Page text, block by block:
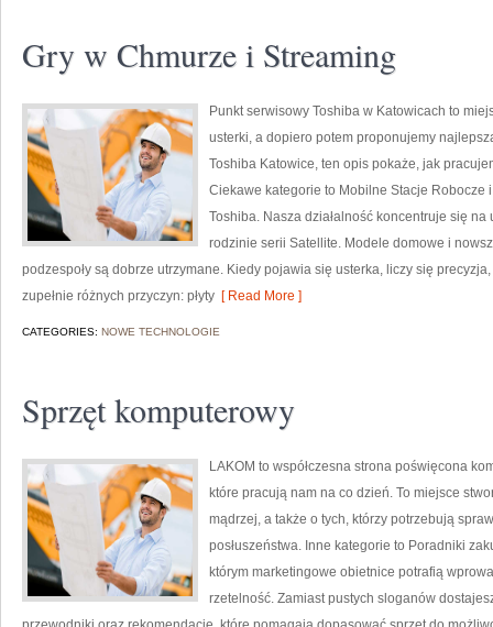
Gry w Chmurze i Streaming
Punkt serwisowy Toshiba w Katowicach to
usterki, a dopiero potem proponujemy
Toshiba Katowice, ten opis pokaże, jak
Ciekawe kategorie to Mobilne Stacje
Toshiba. Nasza działalność koncentruje się
rodzinie serii Satellite. Modele domowe i
podzespoły są dobrze utrzymane. Kiedy pojawia się usterka, liczy się
zupełnie różnych przyczyn: płyty [ Read More ]
CATEGORIES: NOWE TECHNOLOGIE
Sprzęt komputerowy
LAKOM to współczesna strona poświęcona
które pracują nam na co dzień. To miejsce
mądrzej, a także o tych, którzy potrzebują
posłuszeństwa. Inne kategorie to Poradniki
którym marketingowe obietnice potrafią
rzetelność. Zamiast pustych sloganów